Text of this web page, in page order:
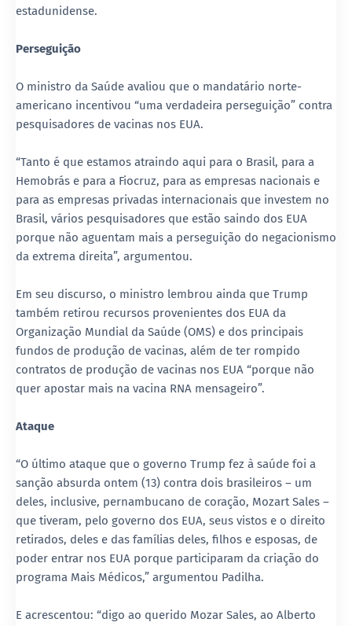
estadunidense.
Perseguição
O ministro da Saúde avaliou que o mandatário norte-
americano incentivou “uma verdadeira perseguição” contra
pesquisadores de vacinas nos EUA.
“Tanto é que estamos atraindo aqui para o Brasil, para a
Hemobrás e para a Fiocruz, para as empresas nacionais e
para as empresas privadas internacionais que investem no
Brasil, vários pesquisadores que estão saindo dos EUA
porque não aguentam mais a perseguição do negacionismo
da extrema direita”, argumentou.
Em seu discurso, o ministro lembrou ainda que Trump
também retirou recursos provenientes dos EUA da
Organização Mundial da Saúde (OMS) e dos principais
fundos de produção de vacinas, além de ter rompido
contratos de produção de vacinas nos EUA “porque não
quer apostar mais na vacina RNA mensageiro”.
Ataque
“O último ataque que o governo Trump fez à saúde foi a
sanção absurda ontem (13) contra dois brasileiros – um
deles, inclusive, pernambucano de coração, Mozart Sales –
que tiveram, pelo governo dos EUA, seus vistos e o direito
retirados, deles e das famílias deles, filhos e esposas, de
poder entrar nos EUA porque participaram da criação do
programa Mais Médicos,” argumentou Padilha.
E acrescentou: “digo ao querido Mozar Sales, ao Alberto